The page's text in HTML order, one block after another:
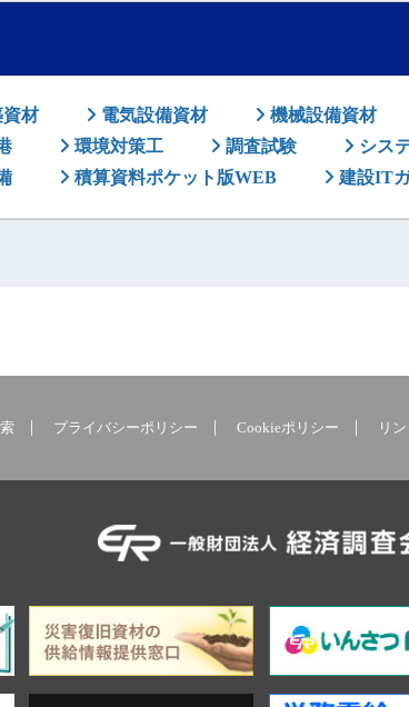
材 電気設備資材 機械設備資材
環境対策工 調査試験 シス
積算資料ポケット版WEB 建設IT
プライバシーポリシー Cookieポリシー リ